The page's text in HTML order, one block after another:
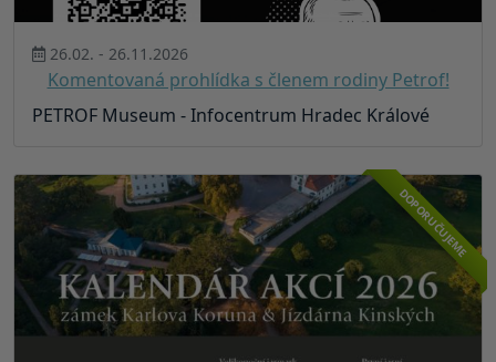
26.02. - 26.11.2026
Komentovaná prohlídka s členem rodiny Petrof!
PETROF Museum - Infocentrum Hradec Králové
DOPORUČUJEME